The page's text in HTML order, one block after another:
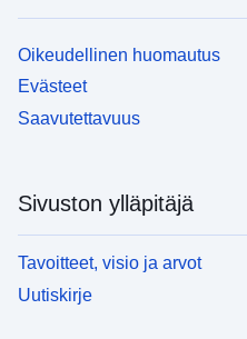
Oikeudellinen huomautus
Evästeet
Saavutettavuus
Sivuston ylläpitäjä
Tavoitteet, visio ja arvot
Uutiskirje